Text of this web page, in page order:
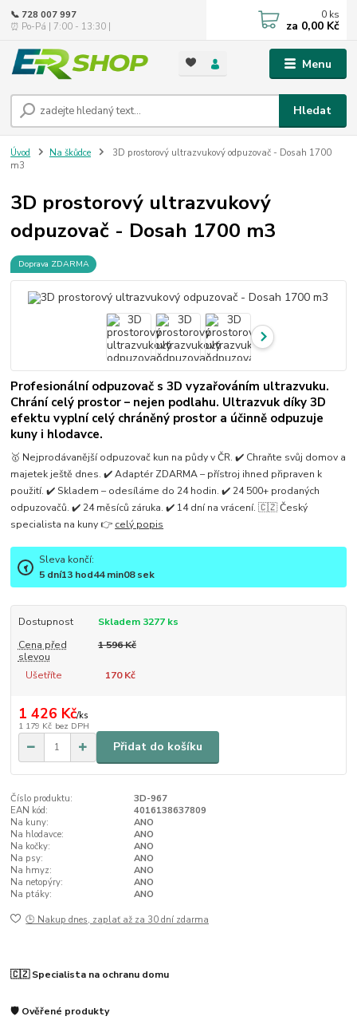
Menu
Hledat
📞 728 007 997
⏰ Po-Pá | 7:00 - 13:30 |
0 ks
za 0,00 Kč
Úvod Na škůdce
3D prostorový ultrazvukový odpuzovač - Dosah 1700
m3
3D prostorový ultrazvukový
odpuzovač - Dosah 1700 m3
Doprava ZDARMA
Profesionální odpuzovač s 3D vyzařováním ultrazvuku.
Chrání celý prostor – nejen podlahu. Ultrazvuk díky 3D
efektu vyplní celý chráněný prostor a účinně odpuzuje
kuny i hlodavce.
🥇 Nejprodávanější odpuzovač kun na půdy v ČR. ✔️ Chraňte svůj domov a
majetek ještě dnes. ✔️ Adaptér ZDARMA – přístroj ihned připraven k
použití. ✔️ Skladem – odesíláme do 24 hodin. ✔️ 24 500+ prodaných
odpuzovačů. ✔️ 24 měsíců záruka. ✔️ 14 dní na vrácení. 🇨🇿 Český
specialista na kuny 👉 celý popis
Sleva končí:
5 dní13hod44min07sek
Dostupnost
Skladem 3277 ks
Cena před
slevou
1 596 Kč
Ušetříte 170 Kč
1 426 Kč/ks
1 179 Kč bez DPH
Přidat do košíku
Číslo produktu:
3D-967
EAN kód:
4016138637809
Na kuny:
ANO
Na hlodavce:
ANO
Na kočky:
ANO
Na psy:
ANO
Na hmyz:
ANO
Na netopýry:
ANO
Na ptáky:
ANO
🕒 Nakup dnes, zaplať až za 30 dní zdarma
🇨🇿 Specialista na ochranu domu
🛡️ Ověřené produkty